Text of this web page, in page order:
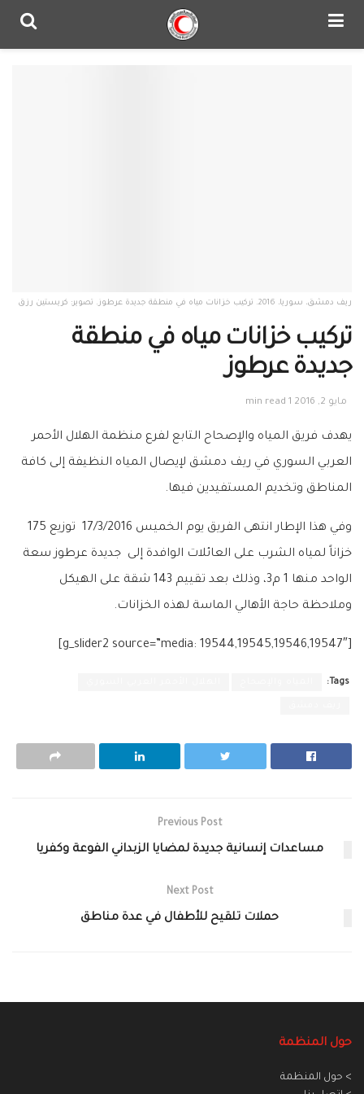
ريف دمشق، سوريا، 2016. تركيب خزانات مياه في منطقة جديدة عرطوز. تصوير: كريستين رزق
تركيب خزانات مياه في منطقة
جديدة عرطوز‎
مايو 2, 2016 1 min read
يهدف فريق ‏المياه والإصحاح‬ التابع لفرع منظمة ‏الهلال الأحمر
العربي السوري‬ في ‏ريف دمشق‬ لإيصال المياه النظيفة إلى كافة
المناطق وتخديم المستفيدين فيها.
وفي هذا الإطار انتهى الفريق يوم الخميس 17/3/2016 توزيع 175
خزاناً لمياه الشرب على العائلات الوافدة إلى ‫ جديدة عرطوز‬ سعة
الواحد منها 1 م3، وذلك بعد تقييم 143 شقة على الهيكل
وملاحظة حاجة الأهالي الماسة لهذه الخزانات.
[g_slider2 source=”media: 19544,19545,19546,19547″]
Tags:
Previous Post
مساعدات إنسانية جديدة لمضايا الزبداني الفوعة وكفريا
Next Post
حملات تلقيح للأطفال في عدة مناطق
حول المنظمة
> حول المنظمة